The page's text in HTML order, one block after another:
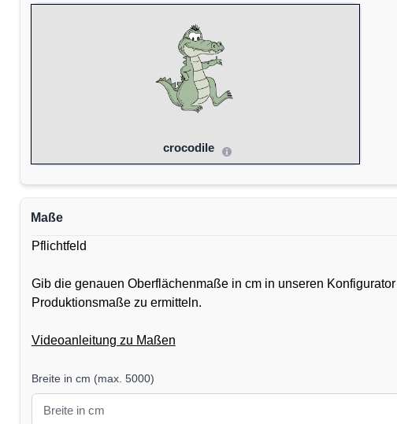
crocodile
Maße
Pflichtfeld
Gib die genauen Oberflächenmaße in cm in unseren
Produktionsmaße zu ermitteln.
Videoanleitung zu Maßen
Breite in cm (max. 5000)